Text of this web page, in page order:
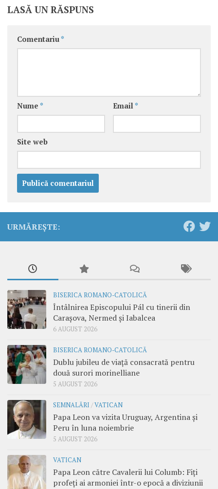
LASĂ UN RĂSPUNS
Comentariu *
Nume * Email *
Site web
URMĂREȘTE:
BISERICA ROMANO-CATOLICĂ
Întâlnirea Episcopului Pál cu tinerii din
Carașova, Nermed și Iabalcea
6 AUGUST 2026
BISERICA ROMANO-CATOLICĂ
Dublu jubileu de viață consacrată pentru
două surori morinelliane
5 AUGUST 2026
SEMNALĂRI /VATICAN
Papa Leon va vizita Uruguay, Argentina și
Peru în luna noiembrie
5 AUGUST 2026
VATICAN
Papa Leon către Cavalerii lui Columb: Fiți
profeți ai armoniei într-o epocă a diviziunii